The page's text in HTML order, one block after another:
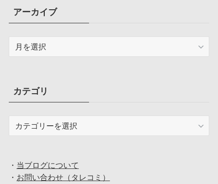
アーカイブ
ブカテゴリ
・ 当ブログについて
・ お問い合わせ（タレコミ）